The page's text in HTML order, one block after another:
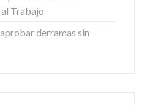
Trabajo
derramas sin